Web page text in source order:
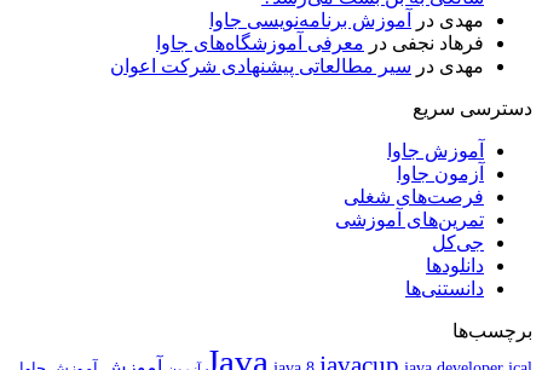
مهدی در
آموزش برنامه‌نویسی جاوا
فرهاد نجفی در معرفی آموزشگاه‌های جاوا
مهدی در سیر مطالعاتی پیشنهادی شرکت اعوان
دسترسی سریع
آموزش جاوا
آزمون جاوا
فرصت‌های شغلی
تمرین‌های آموزشی
جی‌کل
دانلودها
دانستنی‌ها
برچسب‌ها
Java